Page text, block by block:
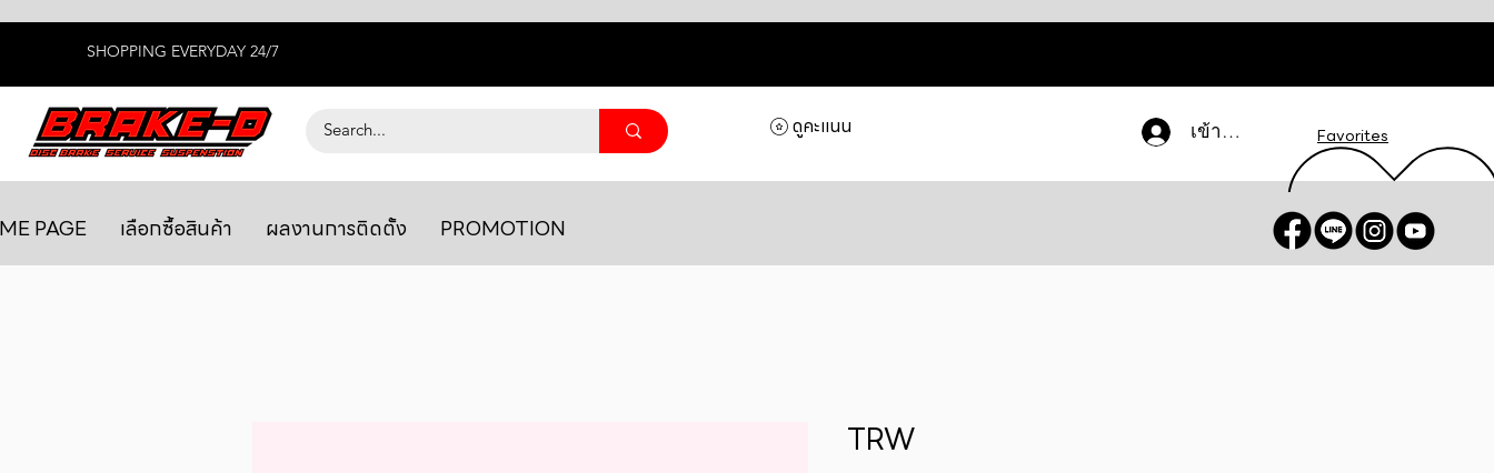
SHOPPING EVERYDAY 24/7
เข้าสู่ระบบ Favorites
ดูคะแนน
PAGE เลือกซื้อสินค้า ผลงานการติดตั้ง PROMOTION
TRW